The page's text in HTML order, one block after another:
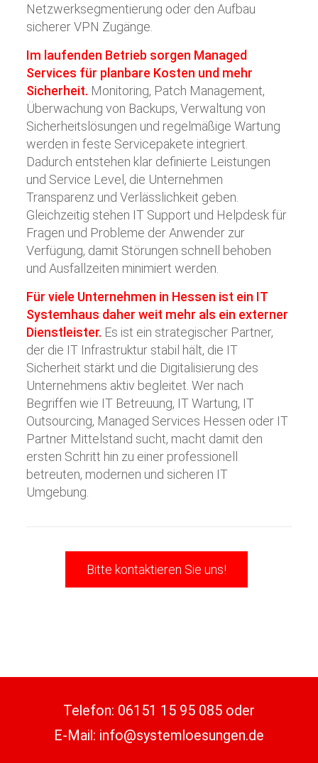
Netzwerksegmentierung oder den Aufbau
sicherer VPN Zugänge.
Im laufenden Betrieb sorgen Managed
Services für planbare Kosten und mehr
Sicherheit. Monitoring, Patch Management,
Überwachung von Backups, Verwaltung von
Sicherheitslösungen und regelmäßige Wartung
werden in feste Servicepakete integriert.
Dadurch entstehen klar definierte Leistungen
und Service Level, die Unternehmen
Transparenz und Verlässlichkeit geben.
Gleichzeitig stehen IT Support und Helpdesk für
Fragen und Probleme der Anwender zur
Verfügung, damit Störungen schnell behoben
und Ausfallzeiten minimiert werden.
Für viele Unternehmen in Hessen ist ein IT
Systemhaus daher weit mehr als ein externer
Dienstleister. Es ist ein strategischer Partner,
der die IT Infrastruktur stabil hält, die IT
Sicherheit stärkt und die Digitalisierung des
Unternehmens aktiv begleitet. Wer nach
Begriffen wie IT Betreuung, IT Wartung, IT
Outsourcing, Managed Services Hessen oder IT
Partner Mittelstand sucht, macht damit den
ersten Schritt hin zu einer professionell
betreuten, modernen und sicheren IT
Umgebung.
Bitte kontaktieren Sie uns!
Telefon: 06151 15 95 085 oder
E-Mail: info@systemloesungen.de